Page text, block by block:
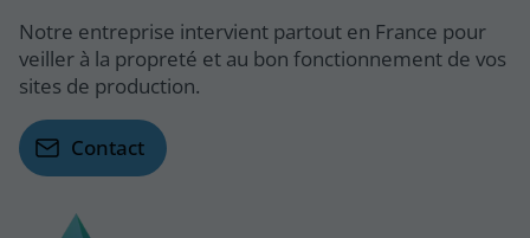
Notre entreprise intervient partout en France pour
veiller à la propreté et au bon fonctionnement de vos
sites de production.
Contact